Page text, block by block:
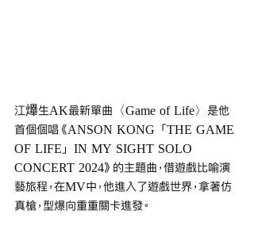
江𤒹生AK最新單曲〈Game of Life〉是他
首個個唱《ANSON KONG 「THE GAME
OF LIFE」 IN MY SIGHT SOLO
CONCERT 2024》的主題曲，借遊戲比喻演
藝旅程，在MV中，他進入了遊戲世界，拿著仿
真槍，型爆向重重關卡進發。